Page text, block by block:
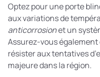
Optez pour une porte
aux variations de
anticorrosionet un
Assurez-vous
résister aux tentatives
majeure dans la région.